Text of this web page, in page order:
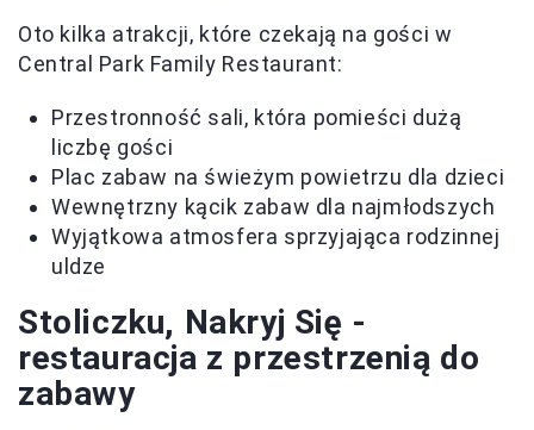
Oto kilka atrakcji, które czekają na gości w
Central Park Family Restaurant:
Przestronność sali, która pomieści dużą
liczbę gości
Plac zabaw na świeżym powietrzu dla dzieci
Wewnętrzny kącik zabaw dla najmłodszych
Wyjątkowa atmosfera sprzyjająca rodzinnej
uldze
Stoliczku, Nakryj Się -
restauracja z przestrzenią do
zabawy